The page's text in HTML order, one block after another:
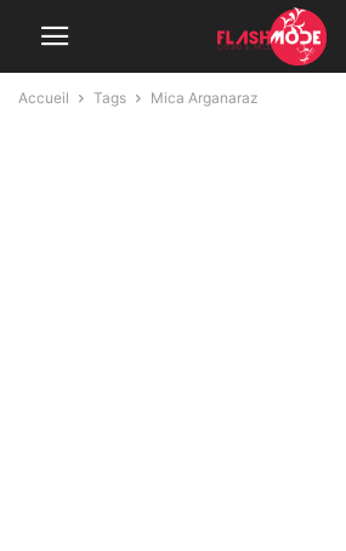
Accueil Tags Mica Arganaraz